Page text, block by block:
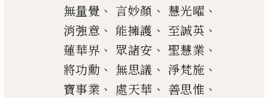
無量覺 、 言妙顏 、 慧光曜 、
消強意 、 能擁護 、 至誠英 、
蓮華界 、 眾諸安 、 聖慧業 、
將功勳 、 無思議 、 淨梵施 、
寶事業 、 處天華 、 善思惟 、